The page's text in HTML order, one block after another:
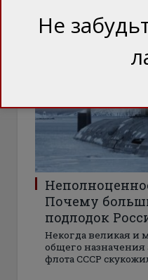
Почему
подлодок
Некогда великая и
общего назначения
флота СССР
Не